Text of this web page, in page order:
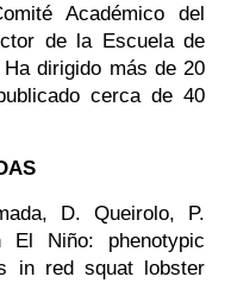
Académico del
de la Escuela de
dirigido más de 20
cerca de 40
D. Queirolo, P.
El Niño: phenotypic
in red squat lobster